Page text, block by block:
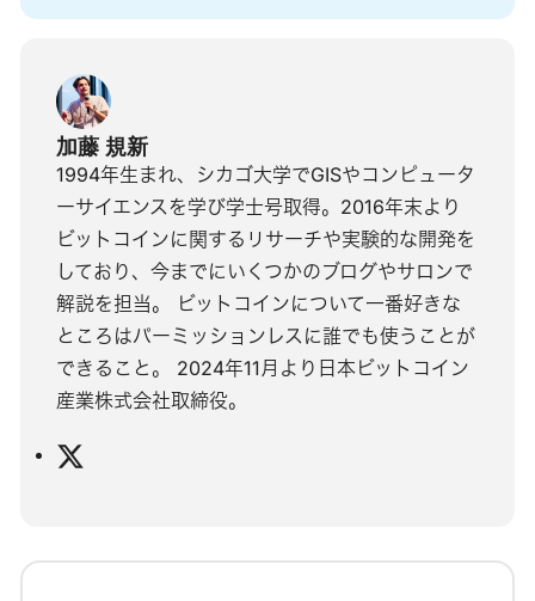
加藤 規新
1994年生まれ、シカゴ大学でGISやコンピュータ
ーサイエンスを学び学士号取得。2016年末より
ビットコインに関するリサーチや実験的な開発を
しており、今までにいくつかのブログやサロンで
解説を担当。 ビットコインについて一番好きな
ところはパーミッションレスに誰でも使うことが
できること。 2024年11月より日本ビットコイン
産業株式会社取締役。